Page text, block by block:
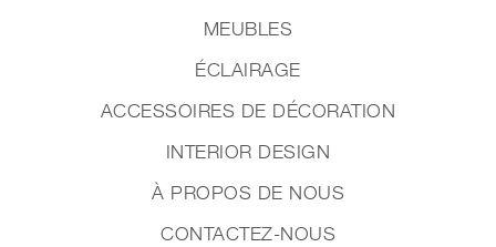
MEUBLES
ÉCLAIRAGE
ACCESSOIRES DE DÉCORATION
INTERIOR DESIGN
À PROPOS DE NOUS
CONTACTEZ-NOUS